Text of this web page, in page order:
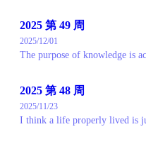
2025 第 49 周
2025/12/01
The purpose of knowledge is
2025 第 48 周
2025/11/23
I think a life properly lived is